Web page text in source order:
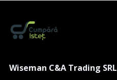
Wiseman C&A Trading SRL